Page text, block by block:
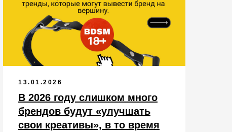
13.01.2026
В 2026 году слишком много
брендов будут «улучшать
свои креативы», в то время